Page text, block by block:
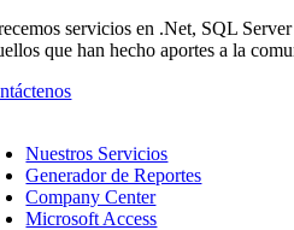
servicios en .Net, SQL
que han hecho aportes a la
Nuestros Servicios
Generador de Reportes
Company Center
Microsoft Access